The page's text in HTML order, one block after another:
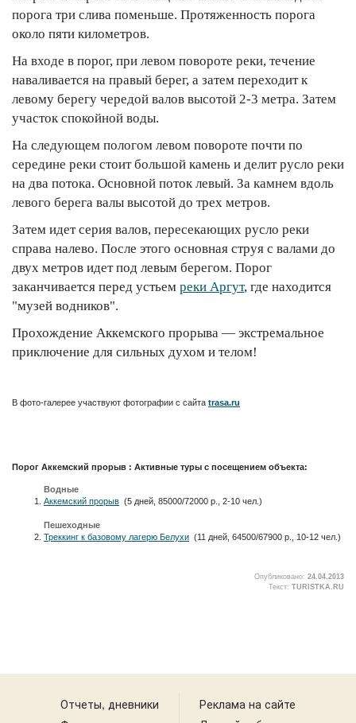
порога три слива поменьше. Протяженность порога
около пяти километров.
На входе в порог, при левом повороте реки, течение
наваливается на правый берег, а затем переходит к
левому берегу чередой валов высотой 2-3 метра. Затем
участок спокойной воды.
На следующем пологом левом повороте почти по
середине реки стоит большой камень и делит русло реки
на два потока. Основной поток левый. За камнем вдоль
левого берега валы высотой до трех метров.
Затем идет серия валов, пересекающих русло реки
справа налево. После этого основная струя с валами до
двух метров идет под левым берегом. Порог
заканчивается перед устьем реки Аргут, где находится
"музей водников".
Прохождение Аккемского прорыва — экстремальное
приключение для сильных духом и телом!
В фото-галерее участвуют фотографии с сайта trasa.ru
Порог Аккемский прорыв : Активные туры с посещением объекта:
Водные
Аккемский прорыв (5 дней, 85000/72000 р., 2-10 чел.)
Пешеходные
Треккинг к базовому лагерю Белухи (11 дней, 64500/67900 р., 10-12 чел.)
Опубликовано: 24.04.2013
Текст: TURISTKA.RU
Отчеты, дневники
Реклама на сайте